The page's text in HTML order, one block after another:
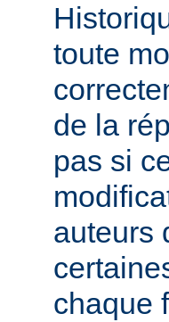
toute
de la
pas si
auteurs
chaque